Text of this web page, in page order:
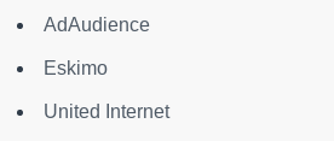
AdAudience
Eskimo
United Internet